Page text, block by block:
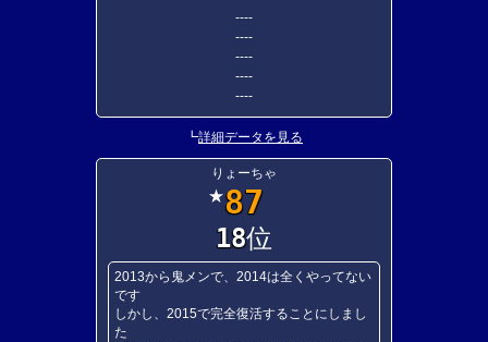
----
----
----
----
----
┗詳細データを見る
りょーちゃ
★87
18位
2013から鬼メンで、2014は全くやってない
です
しかし、2015で完全復活することにしまし
た